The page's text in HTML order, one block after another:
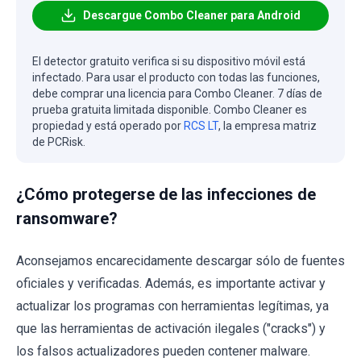
Descargue Combo Cleaner para Android
El detector gratuito verifica si su dispositivo móvil está
infectado. Para usar el producto con todas las funciones,
debe comprar una licencia para Combo Cleaner. 7 días de
prueba gratuita limitada disponible. Combo Cleaner es
propiedad y está operado por RCS LT, la empresa matriz
de PCRisk.
¿Cómo protegerse de las infecciones de
ransomware?
Aconsejamos encarecidamente descargar sólo de fuentes
oficiales y verificadas. Además, es importante activar y
actualizar los programas con herramientas legítimas, ya
que las herramientas de activación ilegales ("cracks") y
los falsos actualizadores pueden contener malware.